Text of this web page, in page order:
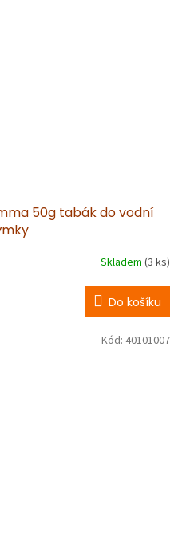
50g tabák do vodní
Skladem (3 ks)
Do košíku
Kód: 40101007